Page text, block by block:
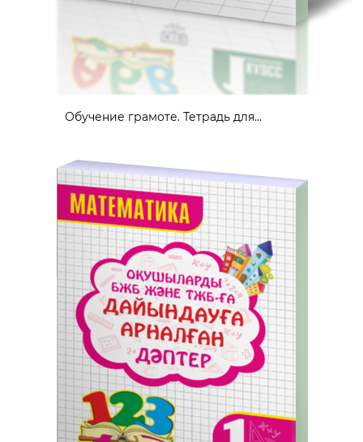
Обучение грамоте. Тетрадь для...